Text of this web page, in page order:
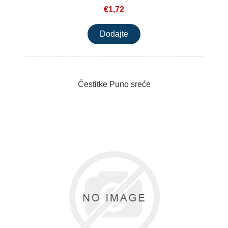
€1,72
Čestitke Puno sreće